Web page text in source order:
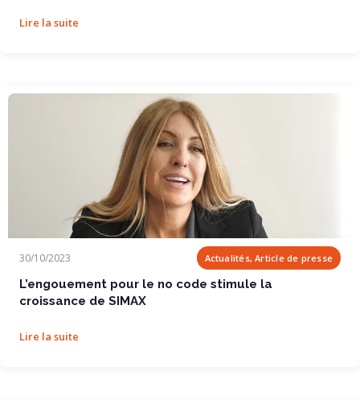
Lire la suite
L’engouement pour le no code stimule la...
30/10/2023 Actualités, Article de presse
L’engouement pour le no code stimule la
croissance de SIMAX
Lire la suite